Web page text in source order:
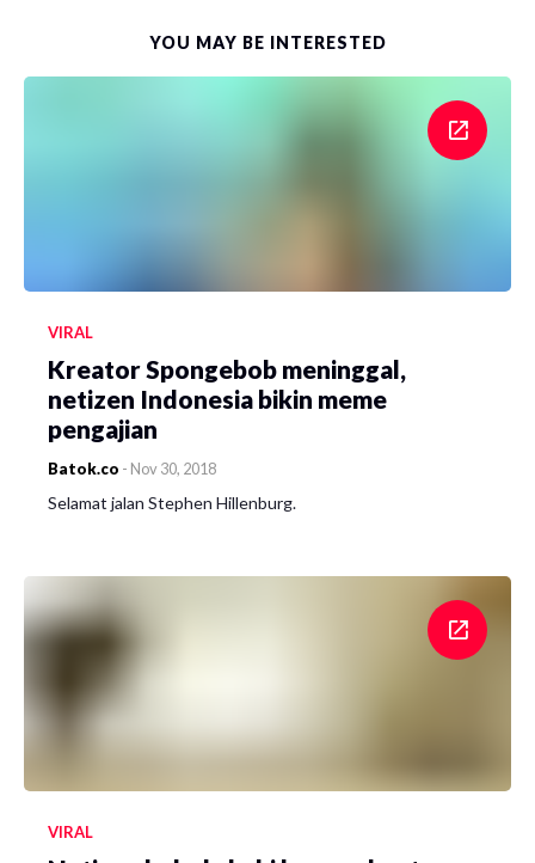
YOU MAY BE INTERESTED
VIRAL
Kreator Spongebob meninggal,
netizen Indonesia bikin meme
pengajian
Batok.co - Nov 30, 2018
Selamat jalan Stephen Hillenburg.
VIRAL